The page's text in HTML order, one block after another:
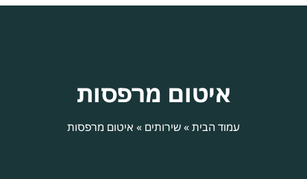
איטום מרפסות
עמוד הבית»שירותים » איטום מרפסות